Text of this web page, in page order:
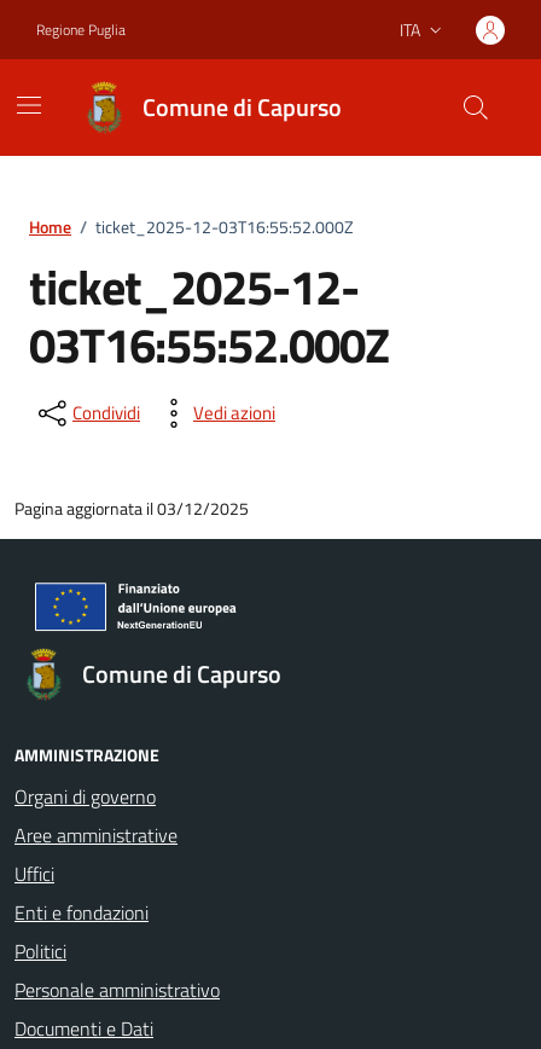
Regione Puglia Lingua attiva:
ITA
Comune di Capurso
Home / ticket_2025-12-03T16:55:52.000Z
ticket_2025-12-
03T16:55:52.000Z
Condividi Vedi azioni
Pagina aggiornata il 03/12/2025
Comune di Capurso
AMMINISTRAZIONE
Organi di governo
Aree amministrative
Uffici
Enti e fondazioni
Politici
Personale amministrativo
Documenti e Dati